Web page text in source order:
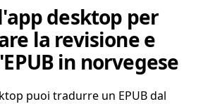
desktop per
la revisione e
in norvegese
puoi tradurre un EPUB dal